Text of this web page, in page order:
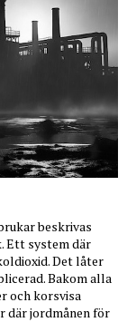
beskrivas
Ett system där
Det låter
Bakom alla
och korsvisa
där jordmånen för